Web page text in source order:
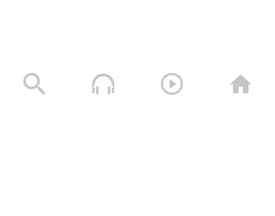
لكم الخلود – الشهيد محمد طه الجنيد (أبو طه)